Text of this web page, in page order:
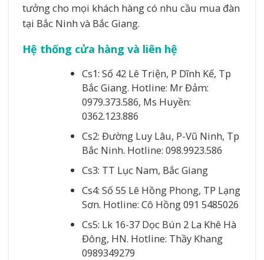
tưởng cho mọi khách hàng có nhu cầu mua đàn
tại Bắc Ninh và Bắc Giang.
Hệ thống cửa hàng và liên hệ
Cs1: Số 42 Lê Triện, P Dĩnh Kế, Tp
Bắc Giang. Hotline: Mr Đảm:
0979.373.586, Ms Huyền:
0362.123.886
Cs2: Đường Luy Lâu, P-Vũ Ninh, Tp
Bắc Ninh. Hotline: 098.9923.586
Cs3: TT Lục Nam, Bắc Giang
Cs4: Số 55 Lê Hồng Phong, TP Lạng
Sơn. Hotline: Cô Hồng 091 5485026
Cs5: Lk 16-37 Dọc Bún 2 La Khê Hà
Đông, HN. Hotline: Thầy Khang
0989349279